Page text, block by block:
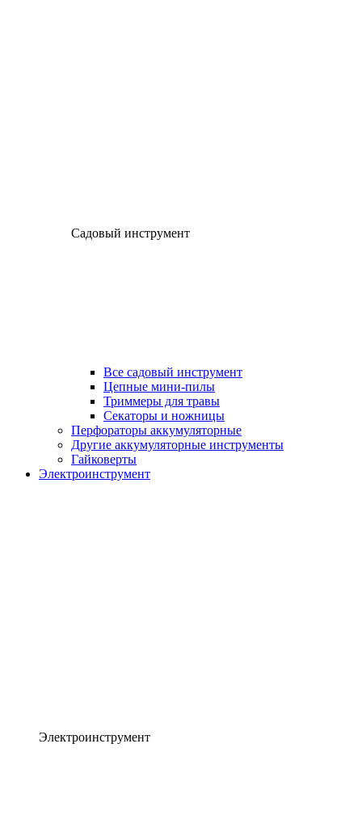
Садовый инструмент
Все садовый инструмент
Цепные мини-пилы
Триммеры для травы
Секаторы и ножницы
Перфораторы аккумуляторные
Другие аккумуляторные инструменты
Гайковерты
Электроинструмент
Электроинструмент